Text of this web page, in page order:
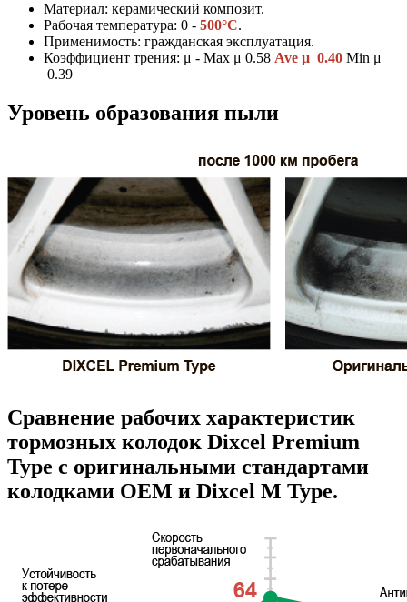
Материал: керамический композит.
Рабочая температура: 0 - 500°C.
Применимость: гражданская эксплуатация.
Коэффициент трения: μ - Max μ 0.58 Ave μ 0.40 Min μ
0.39
Уровень образования пыли
Сравнение рабочих характеристик
тормозных колодок Dixcel Premium
Type с оригинальными стандартами
колодками OEM и Dixcel M Type.